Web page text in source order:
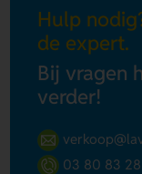
Hulp
de expert.
Bij vragen
verder!
03 80 83